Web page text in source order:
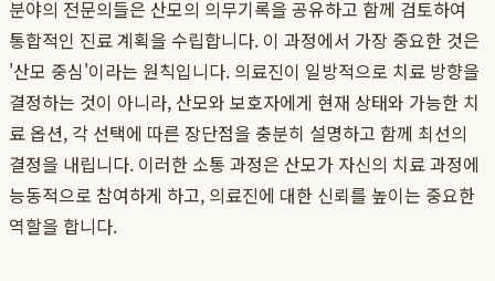
분야의 전문의들은 산모의 의무기록을 공유하고 함께 검토하여
통합적인 진료 계획을 수립합니다. 이 과정에서 가장 중요한 것은
'산모 중심'이라는 원칙입니다. 의료진이 일방적으로 치료 방향을
결정하는 것이 아니라, 산모와 보호자에게 현재 상태와 가능한 치
료 옵션, 각 선택에 따른 장단점을 충분히 설명하고 함께 최선의
결정을 내립니다. 이러한 소통 과정은 산모가 자신의 치료 과정에
능동적으로 참여하게 하고, 의료진에 대한 신뢰를 높이는 중요한
역할을 합니다.